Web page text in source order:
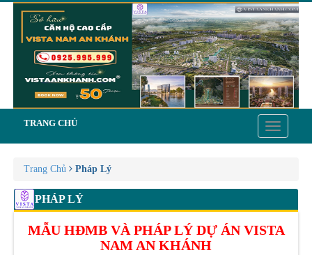
Toggle
TRANG CHỦ
Trang Chủ Pháp Lý
PHÁP LÝ
MẪU HĐMB VÀ PHÁP LÝ DỰ ÁN VISTA
NAM AN KHÁNH